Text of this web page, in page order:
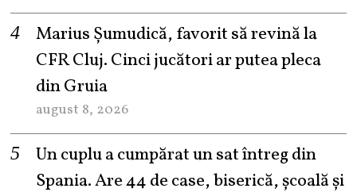
Marius Șumudică, favorit să revină la
CFR Cluj. Cinci jucători ar putea pleca
din Gruia
august 8, 2026
Un cuplu a cumpărat un sat întreg din
Spania. Are 44 de case, biserică, școală și